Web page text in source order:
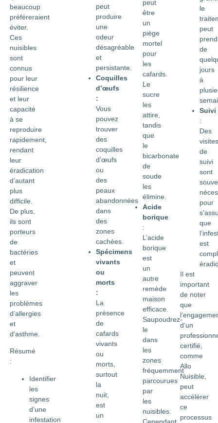
beaucoup
préféreraient
éviter.
Ces
nuisibles
sont
connus
pour leur
résilience
et leur
capacité
à se
reproduire
rapidement,
rendant
leur
éradication
d’autant
plus
difficile.
De plus,
ils sont
porteurs
de
bactéries
et
peuvent
aggraver
les
problèmes
d’allergies
et
d’asthme.
Résumé
:
Identifier
les
signes
d’une
infestation
peut
produire
une
odeur
désagréable
et
persistante.
Coquilles
d’œufs
:
Vous
pouvez
trouver
des
coquilles
d’œufs
ou
des
peaux
abandonnées
dans
des
zones
cachées.
Spécimens
vivants
ou
morts
:
La
présence
de
cafards
vivants
ou
morts,
surtout
la
nuit,
est
un
peut
être
un
piège
mortel
pour
les
cafards.
Le
sucre
les
attire,
tandis
que
le
bicarbonate
de
soude
les
élimine.
Acide
borique
:
L’acide
borique
est
un
autre
remède
maison
efficace.
Saupoudrez-
le
dans
les
zones
fréquemment
parcourues
par
les
nuisibles.
Cependant,
le
peut
de
jours
à
Suivi
:
Des
visites
de
suivi
sont
pour
que
est
Il est
important
de noter
que
d’un
certifié,
comme
Allo
Nuisible,
peut
accélérer
ce
processus